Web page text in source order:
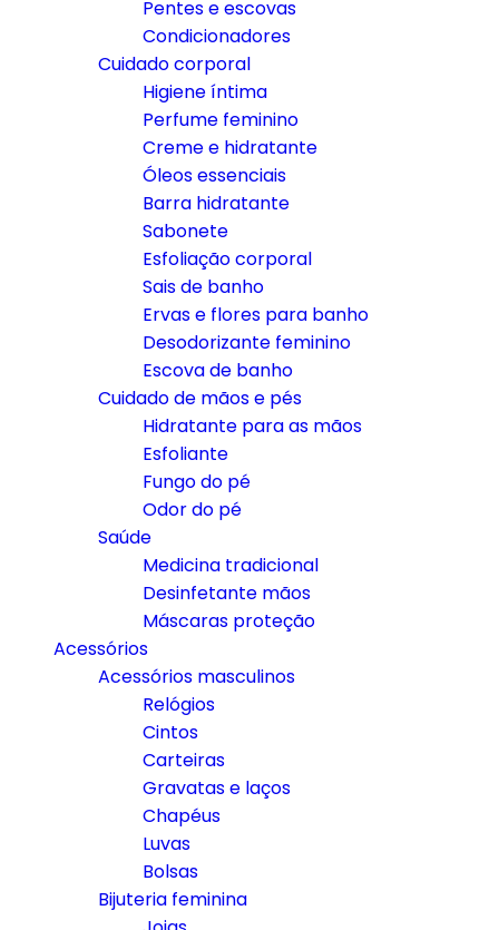
Pentes e escovas
Condicionadores
Cuidado corporal
Higiene íntima
Perfume feminino
Creme e hidratante
Óleos essenciais
Barra hidratante
Sabonete
Esfoliação corporal
Sais de banho
Ervas e flores para banho
Desodorizante feminino
Escova de banho
Cuidado de mãos e pés
Hidratante para as mãos
Esfoliante
Fungo do pé
Odor do pé
Saúde
Medicina tradicional
Desinfetante mãos
Máscaras proteção
Acessórios
Acessórios masculinos
Relógios
Cintos
Carteiras
Gravatas e laços
Chapéus
Luvas
Bolsas
Bijuteria feminina